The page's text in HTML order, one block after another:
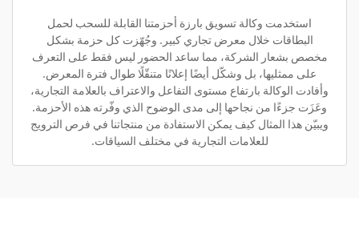
استخدمت وكالة تسويق بارزة أحزمتنا القابلة للسحب لحمل
البطاقات خلال معرض تجاري كبير. وجُهّزت كل حزمة بشكل
مخصص بشعار الشركة، مما ساعد الحضور ليس فقط على التعرف
على ممثليها، بل وشكّل أيضًا إعلانًا متنقّلًا طوال فترة المعرض.
وأفادت الوكالة بارتفاع مستوى التفاعل والاعتراف بالعلامة التجارية،
وعَزَت جزءًا من نجاحها إلى مدى الوضوح الذي وفّرته هذه الأحزمة.
ويبيّن هذا المثال كيف يمكن الاستفادة من منتجاتنا في فرص الترويج
للعلامات التجارية في مختلف السياقات.